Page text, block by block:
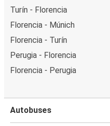
Turín - Florencia
Florencia - Múnich
Florencia - Turín
Perugia - Florencia
Florencia - Perugia
Autobuses